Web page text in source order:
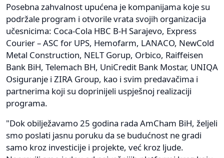
Posebna zahvalnost upućena je kompanijama koje su
podržale program i otvorile vrata svojih organizacija
učesnicima: Coca-Cola HBC B-H Sarajevo, Express
Courier – ASC for UPS, Hemofarm, LANACO, NewCold
Metal Construction, NELT Gorup, Orbico, Raiffeisen
Bank BiH, Telemach BH, UniCredit Bank Mostar, UNIQA
Osiguranje i ZIRA Group, kao i svim predavačima i
partnerima koji su doprinijeli uspješnoj realizaciji
programa.
"Dok obilježavamo 25 godina rada AmCham BiH, željeli
smo poslati jasnu poruku da se budućnost ne gradi
samo kroz investicije i projekte, već kroz ljude.